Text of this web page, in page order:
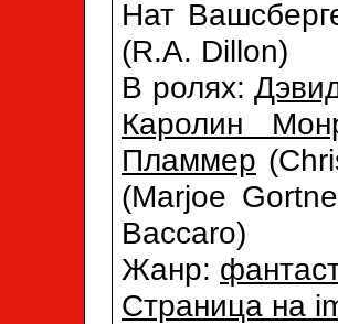
Нат
(R.A. Dillon)
В ролях:
Каролин
Пламмер
(Marjoe
Baccaro)
Жанр:
Страница на